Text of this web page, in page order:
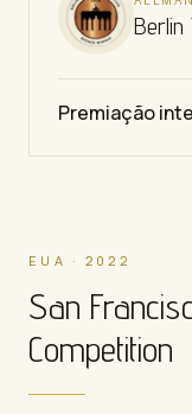
Berlin
Premiação
EUA · 2022
San
Competition